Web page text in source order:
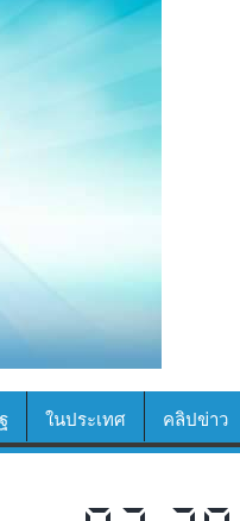
ในประเทศ คลิปข่าว